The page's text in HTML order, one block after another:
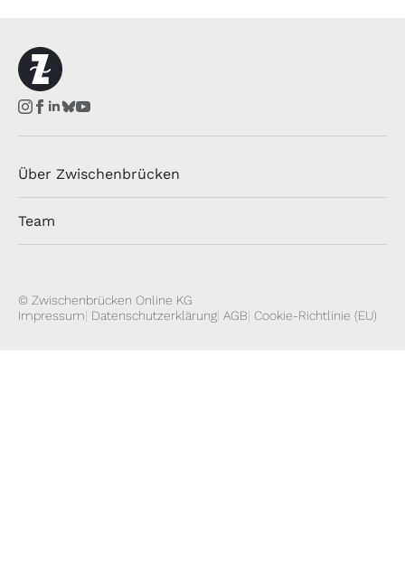
Über Zwischenbrücken
Team
© Zwischenbrücken Online KG
Impressum Datenschutzerklärung AGB Cookie-Richtlinie (EU)